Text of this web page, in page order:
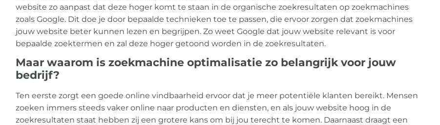
website zo aanpast dat deze hoger komt te staan in de organische zoekresultaten op zoekmachines
zoals Google. Dit doe je door bepaalde technieken toe te passen, die ervoor zorgen dat zoekmachines
jouw website beter kunnen lezen en begrijpen. Zo weet Google dat jouw website relevant is voor
bepaalde zoektermen en zal deze hoger getoond worden in de zoekresultaten.
Maar waarom is zoekmachine optimalisatie zo belangrijk voor jouw
bedrijf?
Ten eerste zorgt een goede online vindbaarheid ervoor dat je meer potentiële klanten bereikt. Mensen
zoeken immers steeds vaker online naar producten en diensten, en als jouw website hoog in de
zoekresultaten staat hebben zij een grotere kans om bij jou terecht te komen. Daarnaast draagt een